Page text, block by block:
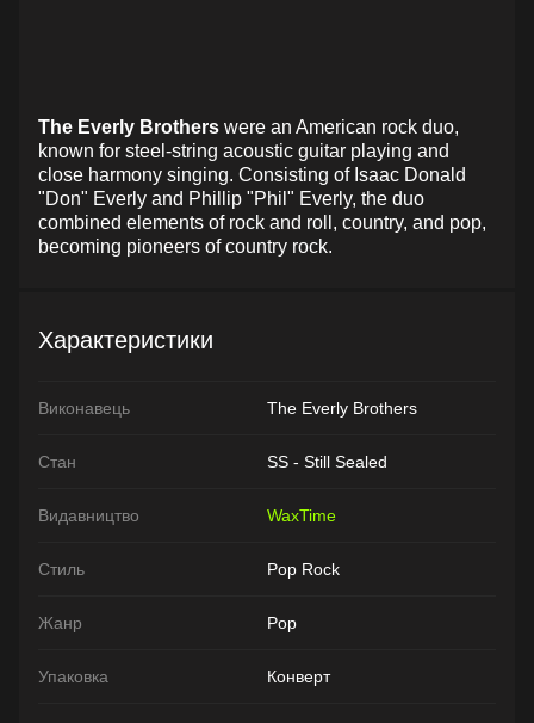
The Everly Brothers were an American rock duo,
known for steel-string acoustic guitar playing and
close harmony singing. Consisting of Isaac Donald
"Don" Everly and Phillip "Phil" Everly, the duo
combined elements of rock and roll, country, and pop,
becoming pioneers of country rock.
Характеристики
Виконавець The Everly Brothers
Стан SS - Still Sealed
Видавництво WaxTime
Стиль Pop Rock
Жанр Pop
Упаковка Конверт